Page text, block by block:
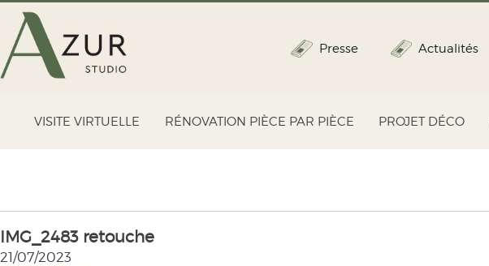
Presse Actualités
VISITE VIRTUELLE RÉNOVATION PIÈCE PAR PIÈCE PROJET DÉCO
IMG_2483 retouche
21/07/2023